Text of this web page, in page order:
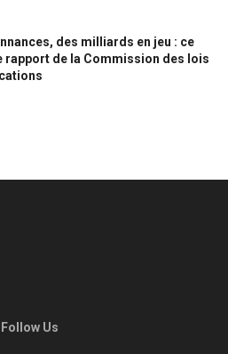
des milliards en jeu : ce
rapport de la Commission des lois
Follow Us